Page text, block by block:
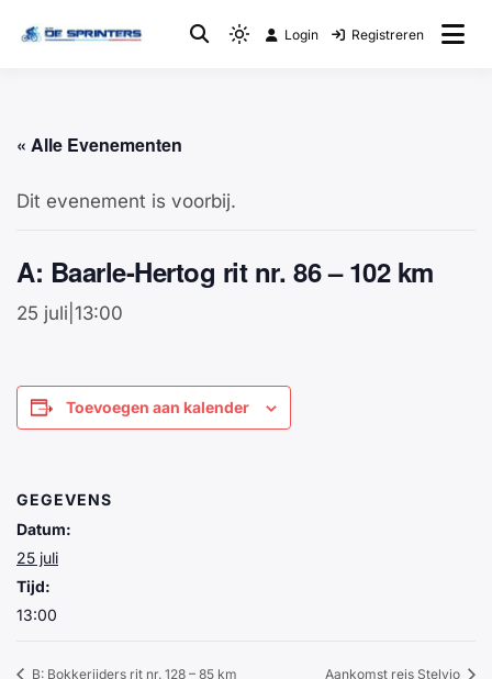
Fietsclub Login Registreren
« Alle Evenementen
Dit evenement is voorbij.
A: Baarle-Hertog rit nr. 86 – 102 km
25 juli|13:00
Toevoegen aan kalender
GEGEVENS
Datum:
25 juli
Tijd:
13:00
B: Bokkerijders rit nr. 128 – 85 km Aankomst reis Stelvio